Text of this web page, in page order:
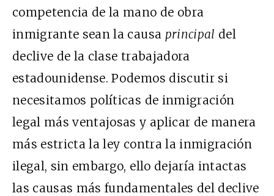
competencia de la mano de obra
inmigrante sean la causa principal del
declive de la clase trabajadora
estadounidense. Podemos discutir si
necesitamos políticas de inmigración
legal más ventajosas y aplicar de manera
más estricta la ley contra la inmigración
ilegal, sin embargo, ello dejaría intactas
las causas más fundamentales del declive